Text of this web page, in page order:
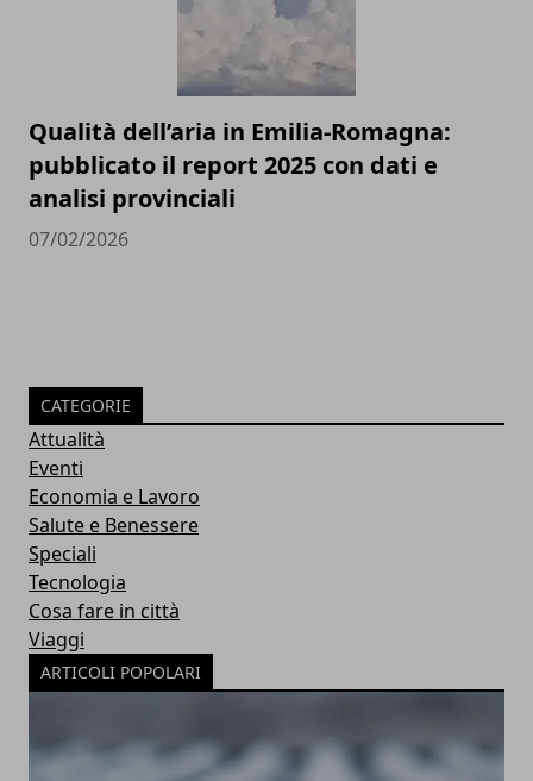
Qualità dell’aria in Emilia-Romagna:
pubblicato il report 2025 con dati e
analisi provinciali
07/02/2026
CATEGORIE
Attualità
Eventi
Economia e Lavoro
Salute e Benessere
Speciali
Tecnologia
Cosa fare in città
Viaggi
ARTICOLI POPOLARI